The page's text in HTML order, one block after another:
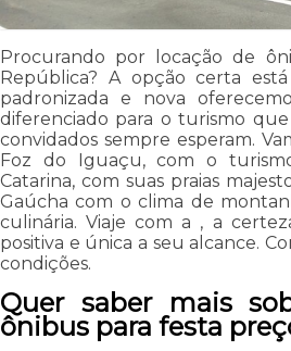
Procurando por locação de
República? A opção certa
padronizada e nova
diferenciado para o turismo
convidados sempre esperam.
Foz do Iguaçu, com o
Catarina, com suas praias
Gaúcha com o clima de
culinária. Viaje com a , a
positiva e única a seu alcance.
condições.
Quer saber mais
ônibus para festa